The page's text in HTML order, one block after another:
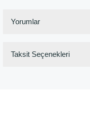
Yorumlar
Taksit Seçenekleri